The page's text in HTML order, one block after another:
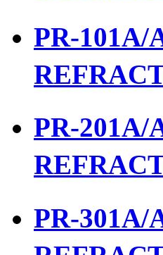
PR-101A/
PR-201A/
PR-301A/